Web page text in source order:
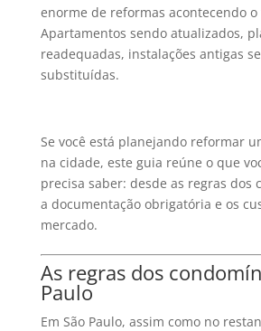
enorme de reformas acontecendo
Apartamentos sendo atualizados,
readequadas, instalações antigas
substituídas.
Se você está planejando reformar
na cidade, este guia reúne o que
precisa saber: desde as regras dos
a documentação obrigatória e os
mercado.
As regras dos
Paulo
Em São Paulo, assim como no